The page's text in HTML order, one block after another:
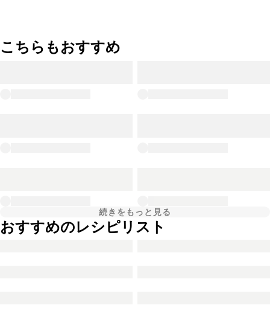
こちらもおすすめ
続きをもっと見る
おすすめのレシピリスト